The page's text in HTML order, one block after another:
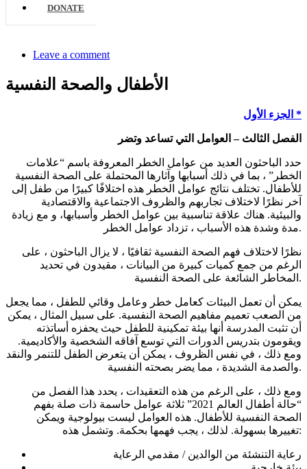
DONATE
Leave a comment
الأطفال والصحة النفسية
الجزء الأول *
الفصل الثالث – العوامل التي تساعد وتضر
حدد الباحثون العديد من عوامل الخطر المعروفة باسم “علامات
الخطر” ، بما في ذلك أسبابها وآثارها المحتملة على الصحة النفسية
للأطفال. تختلف نتائج عوامل الخطر هذه اختلافًا كبيرًا من طفل إلى
آخر نظرًا لاختلاف تجاربهم والظروف الاجتماعية والاقتصادية
والبيئية. هناك علاقة تناسبية بين عوامل الخطر وأسبابها، و مع زيادة
مدة وشدة هذه الأسباب ، تزداد عوامل الخطر.
نظرًا لاختلاف فهم الصحة النفسية ثقافيًا ، لا يزال الباحثون ، على
الرغم من جمع كميات كبيرة من البيانات ، مقيدون في تحديد
المخاطر الشائعة على الصحة النفسية.
يمكن أن تعمل البيئات كعامل خطر وعامل وقائي للطفل ، مما يجعل
من الصعب تعميم مفاهيم الصحة النفسية. على سبيل المثال ، يمكن
أن تثبت المدرسة أنها بيئة تمكينية للطفل حيث يحفزه أساتذته
ويقومون بتدريس الدورات التي توسع آفاقه الشخصية والأكاديمية.
ومع ذلك ، في نفس الظروف ، يمكن أن يتعرض الطفل للتنمر والنقد
والصدمة الشديدة ، مما يضر بصحته النفسية.
ومع ذلك ، على الرغم من هذه التعقيدات ، يحدد هذا الفصل من
“حالة أطفال العالم 2021” ثلاثة عوامل حاسمة ذات صلة بفهم
الصحة النفسية للأطفال. هذه العوامل ليست بيولوجية ويمكن
تغييرها بسهولة. لذلك ، يجب فهمها بحكمة. وتشمل هذه:
رعاية التنشئة من الوالدين / مقدمي الرعاية